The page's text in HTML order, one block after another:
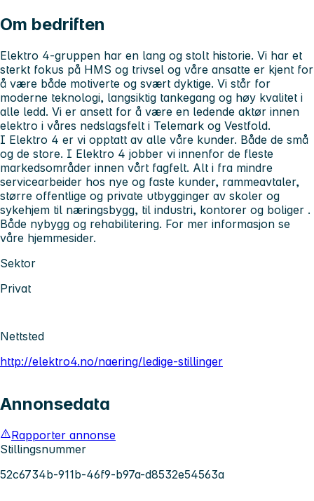
Om bedriften
Elektro 4-gruppen har en lang og stolt historie. Vi har et
sterkt fokus på HMS og trivsel og våre ansatte er kjent for
å være både motiverte og svært dyktige. Vi står for
moderne teknologi, langsiktig tankegang og høy kvalitet i
alle ledd. Vi er ansett for å være en ledende aktør innen
elektro i våres nedslagsfelt i Telemark og Vestfold.
I Elektro 4 er vi opptatt av alle våre kunder. Både de små
og de store. I Elektro 4 jobber vi innenfor de fleste
markedsområder innen vårt fagfelt. Alt i fra mindre
servicearbeider hos nye og faste kunder, rammeavtaler,
større offentlige og private utbygginger av skoler og
sykehjem til næringsbygg, til industri, kontorer og boliger .
Både nybygg og rehabilitering. For mer informasjon se
våre hjemmesider.
Sektor
Privat
Nettsted
http://elektro4.no/naering/ledige-stillinger
Annonsedata
Rapporter annonse
Stillingsnummer
52c6734b-911b-46f9-b97a-d8532e54563a